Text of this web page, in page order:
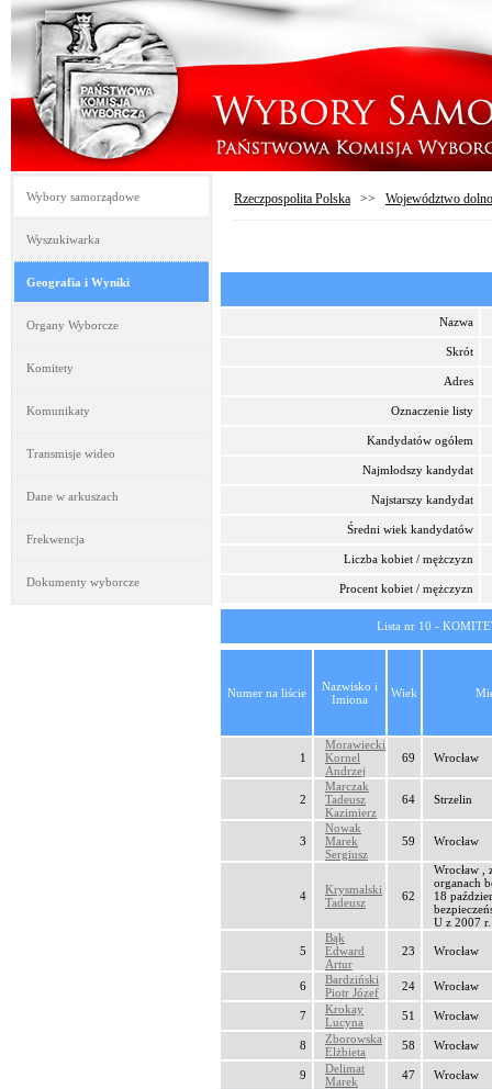
Wybory samorządowe
Wyszukiwarka
Geografia i Wyniki
Organy Wyborcze
Komitety
Komunikaty
Transmisje wideo
Dane w arkuszach
Frekwencja
Dokumenty wyborcze
Rzeczpospolita Polska >> Województwo
Nazwa
Skrót
Adres
Oznaczenie listy
Kandydatów ogółem
Najmłodszy kandydat
Najstarszy kandydat
Średni wiek kandydatów
Liczba kobiet / mężczyzn
Procent kobiet / mężczyzn
Lista nr 10 -
Numer na liście
Nazwisko i
Imiona
Wiek
1
Morawiecki
Kornel
Andrzej
69 Wrocław
2
Marczak
Tadeusz
Kazimierz
64 Strzelin
3
Nowak
Marek
Sergiusz
59 Wrocław
4
Krysmalski
Tadeusz
62
Wrocław ,
organach
18
U z 2007
5
Bąk
Edward
Artur
23 Wrocław
6
Bardziński
Piotr Józef
24 Wrocław
7
Krokay
Lucyna
51 Wrocław
8
Zborowska
Elżbieta
58 Wrocław
9
Delimat
Marek
47 Wrocław